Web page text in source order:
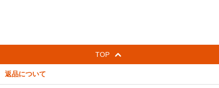
TOP
返品について